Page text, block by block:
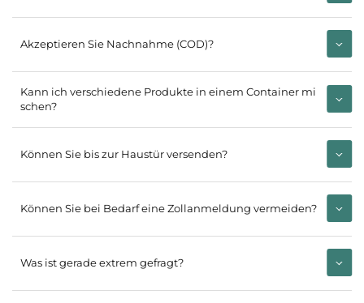
Akzeptieren Sie Nachnahme (COD)?
Kann ich verschiedene Produkte in einem Container mi
schen?
Können Sie bis zur Haustür versenden?
Können Sie bei Bedarf eine Zollanmeldung vermeiden?
Was ist gerade extrem gefragt?